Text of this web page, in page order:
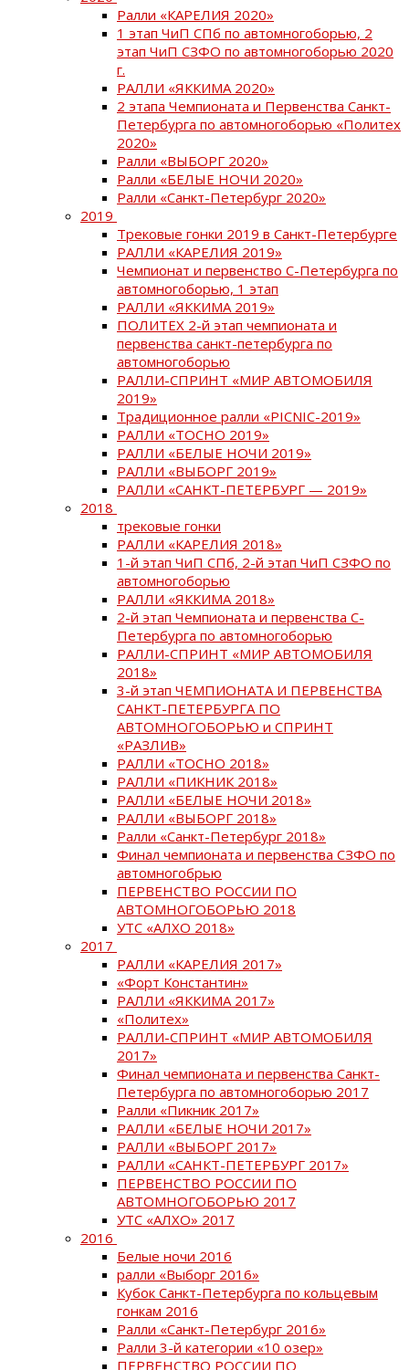
Ралли «КАРЕЛИЯ 2020»
1 этап ЧиП СПб по автомногоборью, 2
этап ЧиП СЗФО по автомногоборью 2020
г.
РАЛЛИ «ЯККИМА 2020»
2 этапа Чемпионата и Первенства Санкт-
Петербурга по автомногоборью «Политех
2020»
Ралли «ВЫБОРГ 2020»
Ралли «БЕЛЫЕ НОЧИ 2020»
Ралли «Санкт-Петербург 2020»
2019
Трековые гонки 2019 в Санкт-Петербурге
РАЛЛИ «КАРЕЛИЯ 2019»
Чемпионат и первенство С-Петербурга по
автомногоборью, 1 этап
РАЛЛИ «ЯККИМА 2019»
ПОЛИТЕХ 2-й этап чемпионата и
первенства санкт-петербурга по
автомногоборью
РАЛЛИ-СПРИНТ «МИР АВТОМОБИЛЯ
2019»
Традиционное ралли «PICNIC-2019»
РАЛЛИ «ТОСНО 2019»
РАЛЛИ «БЕЛЫЕ НОЧИ 2019»
РАЛЛИ «ВЫБОРГ 2019»
РАЛЛИ «САНКТ-ПЕТЕРБУРГ — 2019»
2018
трековые гонки
РАЛЛИ «КАРЕЛИЯ 2018»
1-й этап ЧиП СПб, 2-й этап ЧиП СЗФО по
автомногоборью
РАЛЛИ «ЯККИМА 2018»
2-й этап Чемпионата и первенства С-
Петербурга по автомногоборью
РАЛЛИ-СПРИНТ «МИР АВТОМОБИЛЯ
2018»
3-й этап ЧЕМПИОНАТА И ПЕРВЕНСТВА
САНКТ-ПЕТЕРБУРГА ПО
АВТОМНОГОБОРЬЮ и СПРИНТ
«РАЗЛИВ»
РАЛЛИ «ТОСНО 2018»
РАЛЛИ «ПИКНИК 2018»
РАЛЛИ «БЕЛЫЕ НОЧИ 2018»
РАЛЛИ «ВЫБОРГ 2018»
Ралли «Санкт-Петербург 2018»
Финал чемпионата и первенства СЗФО по
автомногобрью
ПЕРВЕНСТВО РОССИИ ПО
АВТОМНОГОБОРЬЮ 2018
УТС «АЛХО 2018»
2017
РАЛЛИ «КАРЕЛИЯ 2017»
«Форт Константин»
РАЛЛИ «ЯККИМА 2017»
«Политех»
РАЛЛИ-СПРИНТ «МИР АВТОМОБИЛЯ
2017»
Финал чемпионата и первенства Санкт-
Петербурга по автомногоборью 2017
Ралли «Пикник 2017»
РАЛЛИ «БЕЛЫЕ НОЧИ 2017»
РАЛЛИ «ВЫБОРГ 2017»
РАЛЛИ «САНКТ-ПЕТЕРБУРГ 2017»
ПЕРВЕНСТВО РОССИИ ПО
АВТОМНОГОБОРЬЮ 2017
УТС «АЛХО» 2017
2016
Белые ночи 2016
ралли «Выборг 2016»
Кубок Санкт-Петербурга по кольцевым
гонкам 2016
Ралли «Санкт-Петербург 2016»
Ралли 3-й категории «10 озер»
ПЕРВЕНСТВО РОССИИ ПО